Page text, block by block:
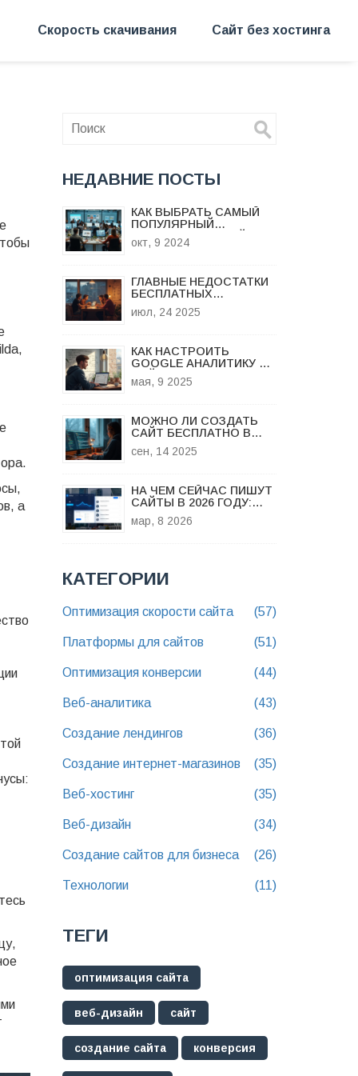
Скорость скачивания Сайт без хостинга
а
НЕДАВНИЕ ПОСТЫ
КАК ВЫБРАТЬ САМЫЙ
ПОПУЛЯРНЫЙ
КОНСТРУКТОР САЙТОВ
В 2024 ГОДУ
окт, 9 2024
ГЛАВНЫЕ НЕДОСТАТКИ
БЕСПЛАТНЫХ
ХОСТИНГОВ ДЛЯ
САЙТОВ
июл, 24 2025
КАК НАСТРОИТЬ
GOOGLE АНАЛИТИКУ НА
САЙТЕ БЫСТРО И БЕЗ
ЗАМОРОЧЕК
мая, 9 2025
МОЖНО ЛИ СОЗДАТЬ
САЙТ БЕСПЛАТНО В
2025: РЕАЛЬНЫЕ
СПОСОБЫ И
сен, 14 2025
НА ЧЕМ СЕЙЧАС ПИШУТ
САЙТЫ В 2026 ГОДУ:
ЛУЧШИЕ ПЛАТФОРМЫ И
ТЕХНОЛОГИИ
мар, 8 2026
КАТЕГОРИИ
Оптимизация скорости сайта (57)
Платформы для сайтов (51)
Оптимизация конверсии (44)
Веб-аналитика (43)
Создание лендингов (36)
Создание интернет-магазинов (35)
Веб-хостинг (35)
Веб-дизайн (34)
Создание сайтов для бизнеса (26)
Технологии (11)
ТЕГИ
оптимизация сайта
веб-дизайн сайт
создание сайта конверсия